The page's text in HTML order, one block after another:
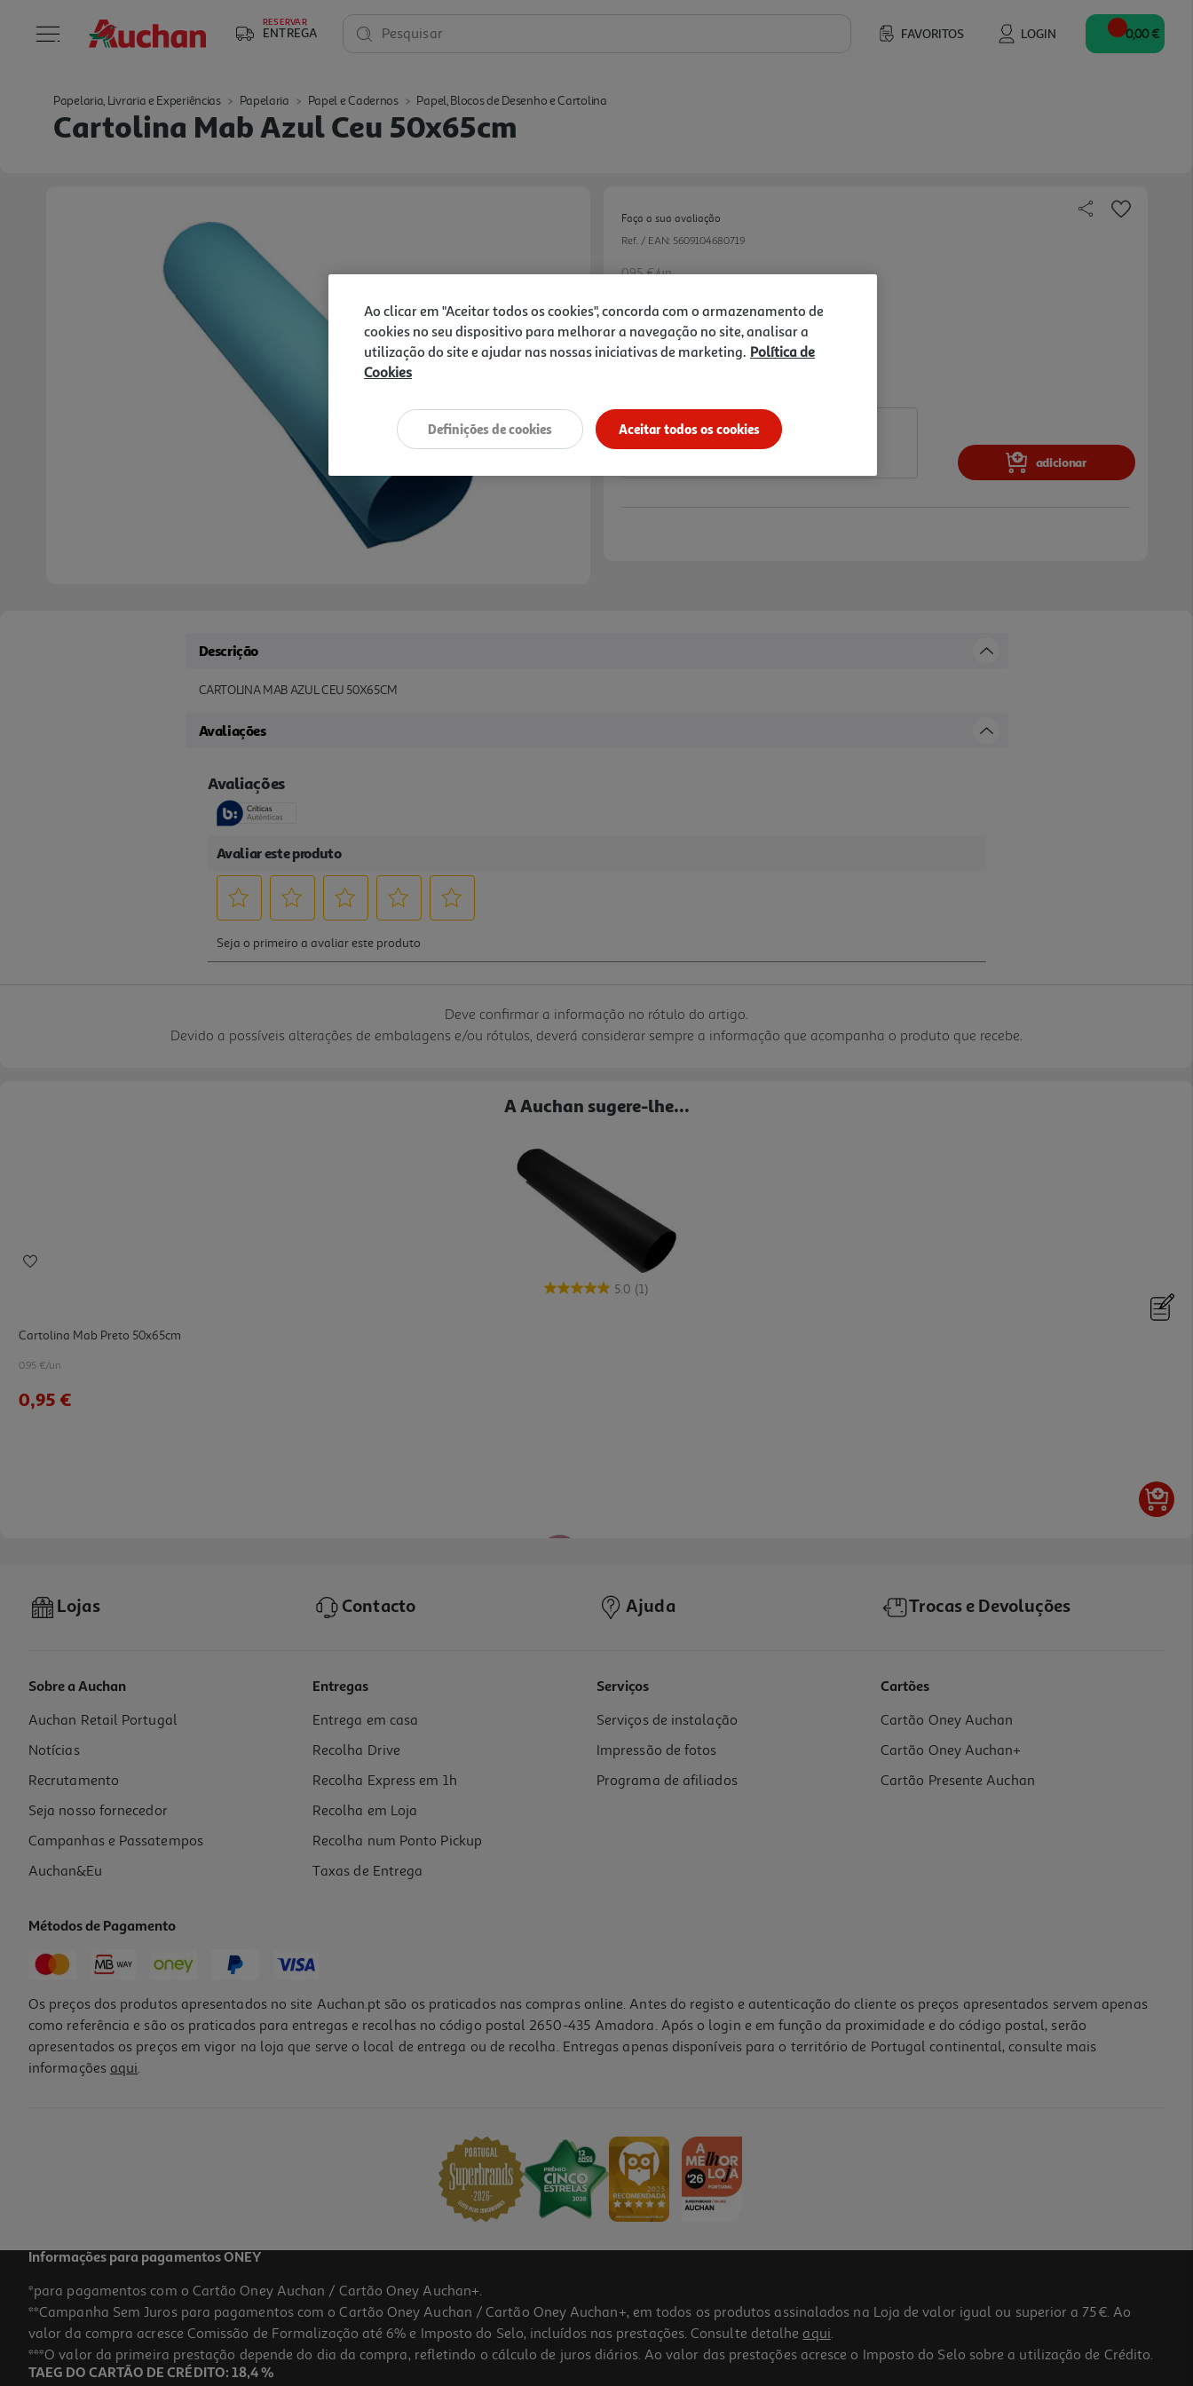
RESERVAR
ENTREGA FAVORITOS LOGIN
Pesquisar 0,00 €
Papelaria, Livraria e Experiências Papelaria Papel e Cadernos Papel, Blocos de Desenho e Cartolina
Cartolina Mab Azul Ceu 50x65cm
Faça a sua avaliação
Ref. / EAN: 5609104680719
0.95 €/un
0,95 €
adicionar
Descrição
CARTOLINA MAB AZUL CEU 50X65CM
Avaliações
Deve confirmar a informação no rótulo do artigo.
Devido a possíveis alterações de embalagens e/ou rótulos, deverá considerar sempre a informação que acompanha o produto que recebe.
A Auchan sugere-lhe...
5.0 (1)
Cartolina Mab Preto 50x65cm
0.95 €/un
0,95 €
Cartolina Mab Rosa 50x65cm
0.95 €/un
0,95 €
Lojas Contacto Ajuda Trocas e Devoluções
Sobre a Auchan
Auchan Retail Portugal
Notícias
Recrutamento
Seja nosso fornecedor
Campanhas e Passatempos
Auchan&Eu
Entregas
Entrega em casa
Recolha Drive
Recolha Express em 1h
Recolha em Loja
Recolha num Ponto Pickup
Taxas de Entrega
Serviços
Serviços de instalação
Impressão de fotos
Programa de afiliados
Cartões
Cartão Oney Auchan
Cartão Oney Auchan+
Cartão Presente Auchan
Métodos de Pagamento
Os preços dos produtos apresentados no site Auchan.pt são os praticados nas compras online. Antes do registo e autenticação do cliente os preços apresentados servem apenas
como referência e são os praticados para entregas e recolhas no código postal 2650-435 Amadora. Após o login e em função da proximidade e do código postal, serão
apresentados os preços em vigor na loja que serve o local de entrega ou de recolha. Entregas apenas disponíveis para o território de Portugal continental, consulte mais
informações aqui.
Informações para pagamentos ONEY
*para pagamentos com o Cartão Oney Auchan / Cartão Oney Auchan+.
**Campanha Sem Juros para pagamentos com o Cartão Oney Auchan / Cartão Oney Auchan+, em todos os produtos assinalados na Loja de valor igual ou superior a 75€. Ao
valor da compra acresce Comissão de Formalização até 6% e Imposto do Selo, incluídos nas prestações. Consulte detalhe aqui.
***O valor da primeira prestação depende do dia da compra, refletindo o cálculo de juros diários. Ao valor das prestações acresce o Imposto do Selo sobre a utilização de Crédito.
TAEG DO CARTÃO DE CRÉDITO: 18,4 %
Ao clicar em "Aceitar todos os cookies", concorda com o armazenamento de
cookies no seu dispositivo para melhorar a navegação no site, analisar a
utilização do site e ajudar nas nossas iniciativas de marketing. Política de
Cookies
Aceitar todos os cookies
Definições de cookies